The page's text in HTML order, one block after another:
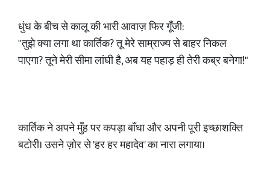
धुंध के बीच से कालू की भारी आवाज़ फिर गूँजी:
"तुझे क्या लगा था कार्तिक? तू मेरे साम्राज्य से बाहर निकल
पाएगा? तूने मेरी सीमा लांघी है, अब यह पहाड़ ही तेरी कब्र बनेगा!"
कार्तिक ने अपने मुँह पर कपड़ा बाँधा और अपनी पूरी इच्छाशक्ति
बटोरी। उसने ज़ोर से 'हर हर महादेव' का नारा लगाया।